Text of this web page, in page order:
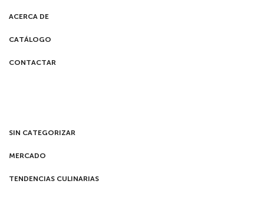
ACERCA DE
CATÁLOGO
CONTACTAR
SIN CATEGORIZAR
MERCADO
TENDENCIAS CULINARIAS